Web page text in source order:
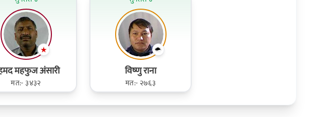
महफुज अंसारी
मत:- ३४३२
विष्‍णु राना
मत:- २७६३